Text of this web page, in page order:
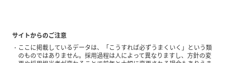
サイトからのご注意
ここに掲載しているデータは、「こうすれば必ずうまくいく」という類
のものではありません。採用過程は人によって異なりますし、方針の変